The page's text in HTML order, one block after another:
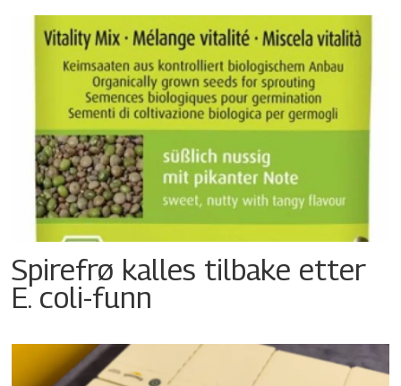
Spirefrø kalles tilbake etter
E. coli-funn